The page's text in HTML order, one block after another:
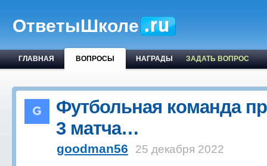
ОтветыШколе
ГЛАВНАЯ ВОПРОСЫ НАГРАДЫ ЗАДАТЬ ВОПРОС
Футбольная команда
3 матча…
goodman56 25 декабря 2022